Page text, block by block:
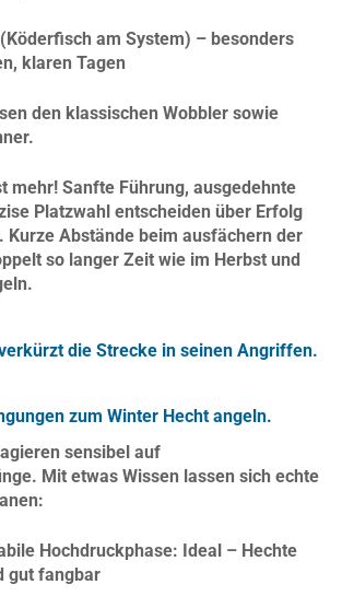
am System) – besonders
klaren Tagen
den klassischen Wobbler sowie
mehr! Sanfte Führung, ausgedehnte
Platzwahl entscheiden über Erfolg
Kurze Abstände beim ausfächern der
so langer Zeit wie im Herbst und
die Strecke in seinen Angriffen.
zum Winter Hecht angeln.
sensibel auf
Mit etwas Wissen lassen sich echte
Hochdruckphase: Ideal – Hechte
gut fangbar